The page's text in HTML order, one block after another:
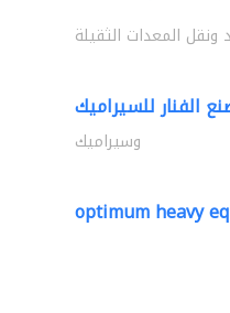
ونقل المعدات الثقيلة
وسيراميك
optimum heavy